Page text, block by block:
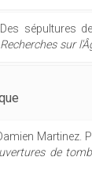
sépultures
sur
Martinez.
de